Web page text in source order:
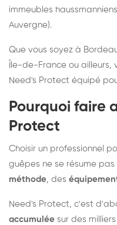
immeubles
Auvergne).
Que vous soyez à
Île-de-France ou ailleurs,
Need's Protect équipé
Pourquoi faire
Protect
Choisir un professionnel
guêpes ne se résume
méthode, des
Need's Protect, c'est
accumulée sur des